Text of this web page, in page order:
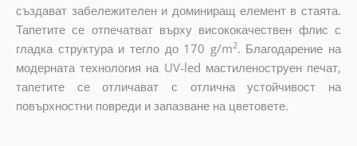
създават забележителен и доминиращ елемент в стаята.
Тапетите се отпечатват върху висококачествен флис с
гладка структура и тегло до 170 g/m2. Благодарение на
модерната технология на UV-led мастиленоструен печат,
тапетите се отличават с отлична устойчивост на
повърхностни повреди и запазване на цветовете.